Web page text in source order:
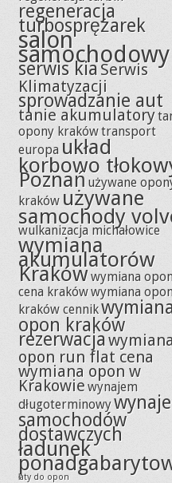
regeneracja
turbosprężarek
salon
samochodowy
serwis kiaSerwis
Klimatyzacji
sprowadzanie aut
tanie akumulatory
opony krakówtransport
europa układ
korbowo
Poznań używane
kraków używane
samochody
wulkanizacja michałowice
wymiana
akumulatorów
Krakówwymiana
cena krakówwymiana
kraków cennik
opon kraków
rezerwacja
opon run flat cena
wymiana opon w
Krakowiewynajem
długoterminowy
samochodów
dostawczych
ładunek
łaty do opon